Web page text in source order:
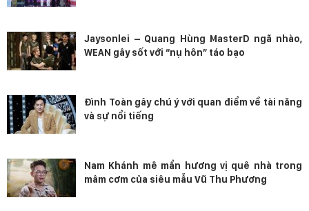
Jaysonlei – Quang Hùng MasterD ngã nhào,
WEAN gây sốt với “nụ hôn” táo bạo
Đình Toàn gây chú ý với quan điểm về tài năng
và sự nổi tiếng
Nam Khánh mê mẩn hương vị quê nhà trong
mâm cơm của siêu mẫu Vũ Thu Phương